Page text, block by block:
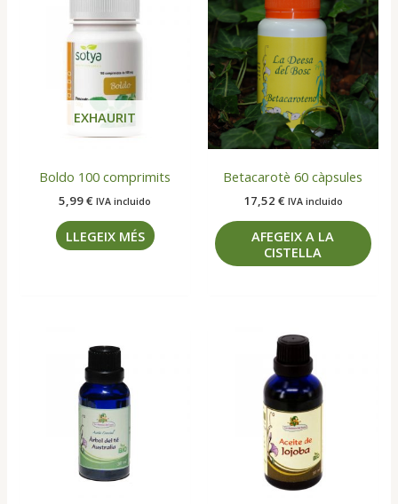
EXHAURIT
Boldo 100 comprimits
5,99€ IVA incluido
LLEGEIX MÉS
Betacarotè 60 càpsules
17,52 € IVA incluido
AFEGEIX A LA
CISTELLA